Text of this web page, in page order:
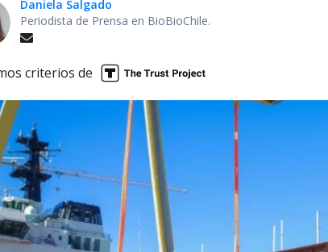
Daniela Salgado
Periodista de Prensa en BioBioChile.
criterios de